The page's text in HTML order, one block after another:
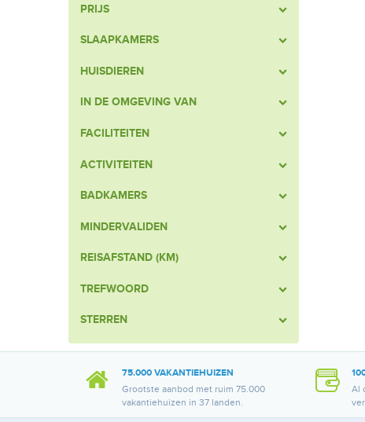
PRIJS
SLAAPKAMERS
HUISDIEREN
IN DE OMGEVING VAN
FACILITEITEN
ACTIVITEITEN
BADKAMERS
MINDERVALIDEN
REISAFSTAND (KM)
TREFWOORD
STERREN
75.000 VAKANTIEHUIZEN
Grootste aanbod met ruim 75.000
vakantiehuizen in 37 landen.
Al